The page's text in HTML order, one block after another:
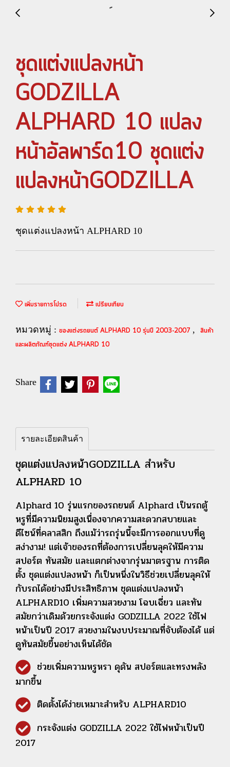
ชุดแต่งแปลงหน้า
GODZILLA
ALPHARD 10 แปลง
หน้าอัลพาร์ด10 ชุดแต่ง
แปลงหน้าGODZILLA
ชุดแต่งแปลงหน้า ALPHARD 10
เพิ่มรายการโปรด เปรียบเทียบ
หมวดหมู่ : ของแต่งรถยนต์ ALPHARD 10 รุ่นปี 2003-2007 , สินค้า
และผลิตภัณฑ์ชุดแต่ง ALPHARD 10
Share
รายละเอียดสินค้า
ชุดแต่งแปลงหน้าGODZILLA สำหรับ
ALPHARD 10
Alphard 10 รุ่นแรกของรถยนต์ Alphard เป็นรถตู้
หรูที่มีความนิยมสูงเนื่องจากความสะดวกสบายและ
ดีไซน์ที่คลาสสิก ถึงแม้ว่ารถรุ่นนี้จะมีการออกแบบที่ดู
สง่างาม! แต่เจ้าของรถที่ต้องการเปลี่ยนลุคให้มีความ
สปอร์ต ทันสมัย และแตกต่างจากรุ่นมาตรฐาน การติด
ตั้ง ชุดแต่งแปลงหน้า ก็เป็นหนึ่งในวิธีช่วยเปลี่ยนลุคให้
กับรถได้อย่างมีประสิทธิภาพ ชุดแต่งแปลงหน้า
ALPHARD10 เพิ่มความสวยงาม โฉบเฉี่ยว และทัน
สมัยกว่าเดิมด้วยกระจังแต่ง GODZILLA 2022 ใช้ไฟ
หน้าเป็นปี 2017 สวยงามในงบประมาณที่จับต้องได้ แต่
ดูทันสมัยขึ้นอย่างเห็นได้ชัด
ช่วยเพิ่มความหรูหรา ดุดัน สปอร์ตและทรงพลัง
มากขึ้น
ติดตั้งได้ง่ายเหมาะสำหรับ ALPHARD10
กระจังแต่ง GODZILLA 2022 ใช้ไฟหน้าเป็นปี
2017